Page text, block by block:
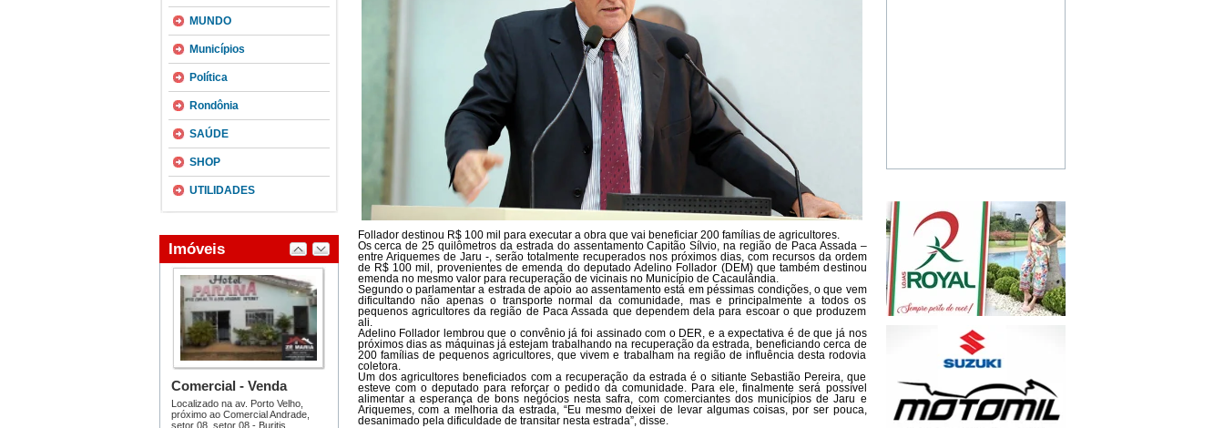
MUNDO
Municípios
Política
Rondônia
SAÚDE
SHOP
UTILIDADES
Follador destinou R$ 100 mil para executar a obra que vai beneficiar 200 famílias de agricultores.
Os cerca de 25 quilômetros da estrada do assentamento Capitão Sílvio, na região de Paca Assada –
entre Ariquemes de Jaru -, serão totalmente recuperados nos próximos dias, com recursos da ordem
de R$ 100 mil, provenientes de emenda do deputado Adelino Follador (DEM) que também destinou
emenda no mesmo valor para recuperação de vicinais no Município de Cacaulândia.
Segundo o parlamentar a estrada de apoio ao assentamento está em péssimas condições, o que vem
dificultando não apenas o transporte normal da comunidade, mas e principalmente a todos os
pequenos agricultores da região de Paca Assada que dependem dela para escoar o que produzem
ali.
Adelino Follador lembrou que o convênio já foi assinado com o DER, e a expectativa é de que já nos
próximos dias as máquinas já estejam trabalhando na recuperação da estrada, beneficiando cerca de
200 famílias de pequenos agricultores, que vivem e trabalham na região de influência desta rodovia
coletora.
Um dos agricultores beneficiados com a recuperação da estrada é o sitiante Sebastião Pereira, que
esteve com o deputado para reforçar o pedido da comunidade. Para ele, finalmente será possível
alimentar a esperança de bons negócios nesta safra, com comerciantes dos municípios de Jaru e
Ariquemes, com a melhoria da estrada, “Eu mesmo deixei de levar algumas coisas, por ser pouca,
desanimado pela dificuldade de transitar nesta estrada”, disse.